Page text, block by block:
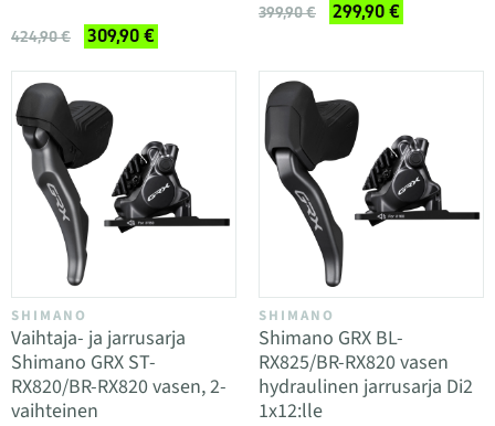
424,90 € 309,90 €
399,90 € 299,90 €
SHIMANO
Vaihtaja- ja jarrusarja
Shimano GRX ST-
RX820/BR-RX820 vasen, 2-
vaihteinen
SHIMANO
Shimano GRX BL-
RX825/BR-RX820 vasen
hydraulinen jarrusarja Di2
1x12:lle